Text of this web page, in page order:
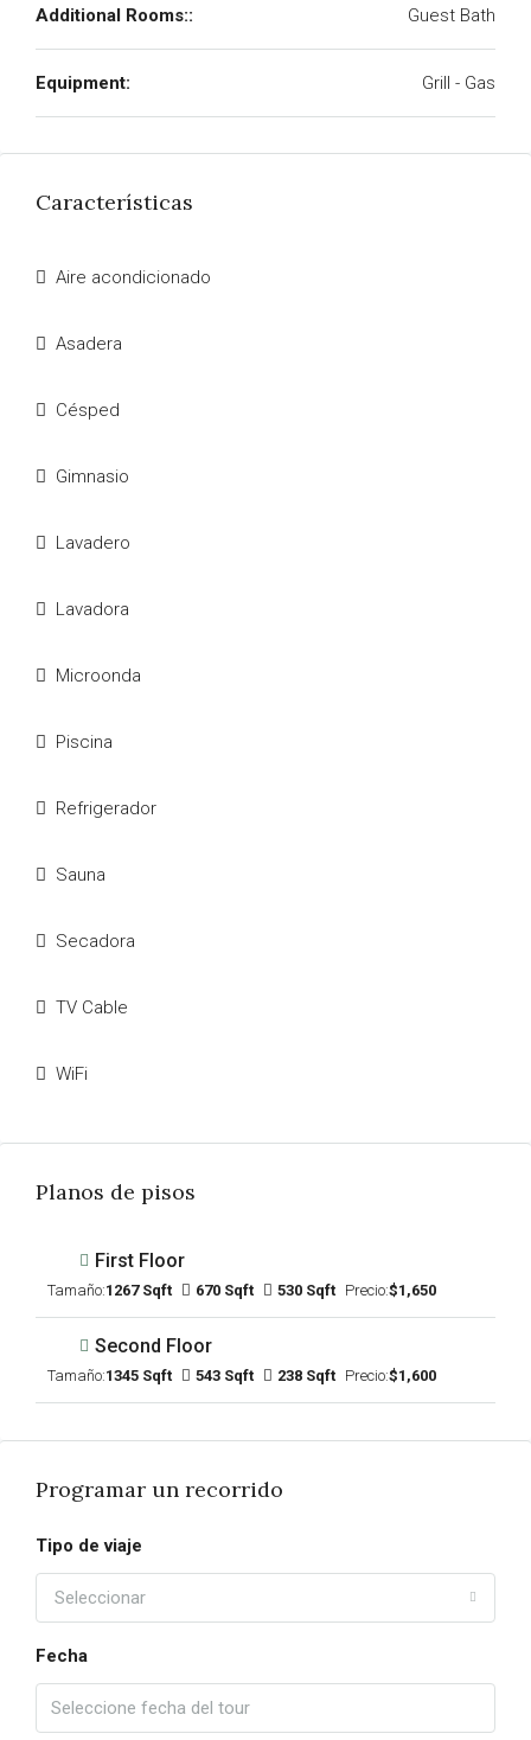
Additional Rooms:: Guest Bath
Equipment: Grill - Gas
Características
Aire acondicionado
Asadera
Césped
Gimnasio
Lavadero
Lavadora
Microonda
Piscina
Refrigerador
Sauna
Secadora
TV Cable
WiFi
Planos de pisos
First Floor
Tamaño:1267 Sqft 670 Sqft 530 Sqft Precio:$1,650
Second Floor
Tamaño:1345 Sqft 543 Sqft 238 Sqft Precio:$1,600
Programar un recorrido
Tipo de viaje
Seleccionar
Fecha